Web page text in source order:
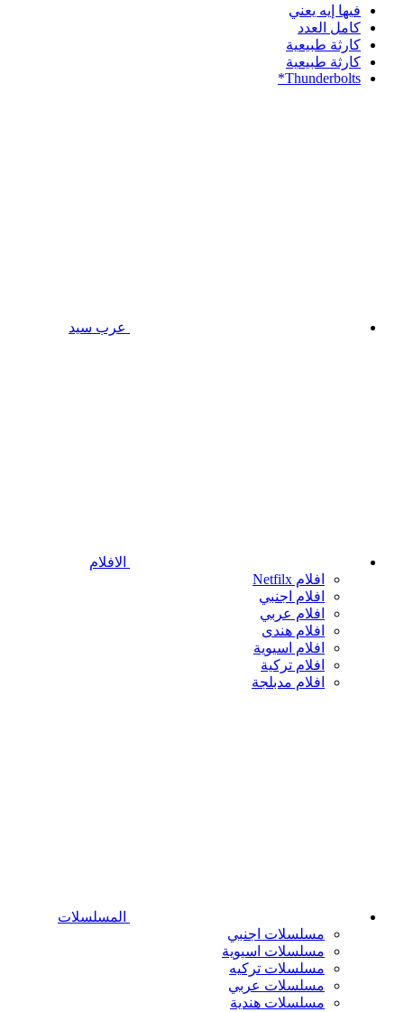
فيها إيه يعني
كامل العدد
كارثة طبيعية
كارثة طبيعية
Thunderbolts*
عرب سيد
الافلام
افلام Netfilx
افلام اجنبي
افلام عربي
افلام هندى
افلام اسيوية
افلام تركية
افلام مدبلجة
المسلسلات
مسلسلات اجنبي
مسلسلات اسيوية
مسلسلات تركيه
مسلسلات عربي
مسلسلات هندية